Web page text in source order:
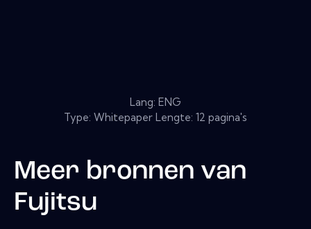
Lang: ENG
Type: Whitepaper Lengte: 12 pagina's
Meer bronnen van
Fujitsu